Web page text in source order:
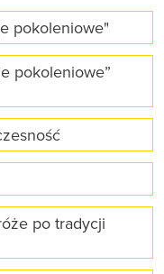
pokoleniowe"
pokoleniowe”
po tradycji